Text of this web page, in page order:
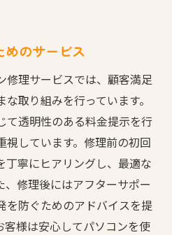
めのサービス
修理サービスでは、顧客満足
取り組みを行っています。
て透明性のある料金提示を行
視しています。修理前の初回
丁寧にヒアリングし、最適な
修理後にはアフターサポー
を防ぐためのアドバイスを提
様は安心してパソコンを使